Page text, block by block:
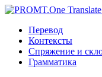
Перевод
Контексты
Спряжение и
Грамматика